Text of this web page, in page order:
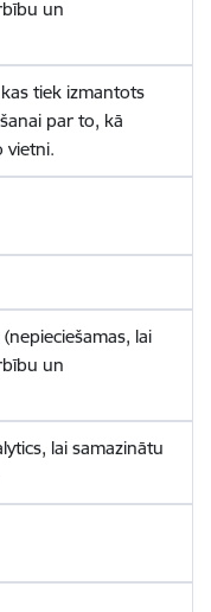
un
tiek izmantots
par to, kā
vietni.
lai
un
lai samazinātu